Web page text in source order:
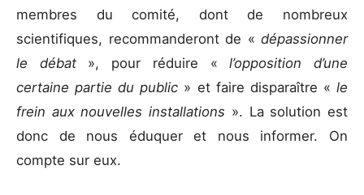
membres du comité, dont de nombreux
scientifiques, recommanderont de « dépassionner
le débat », pour réduire «l’opposition d’une
certaine partie du public » et faire disparaître «le
frein aux nouvelles installations ». La solution est
donc de nous éduquer et nous informer. On
compte sur eux.